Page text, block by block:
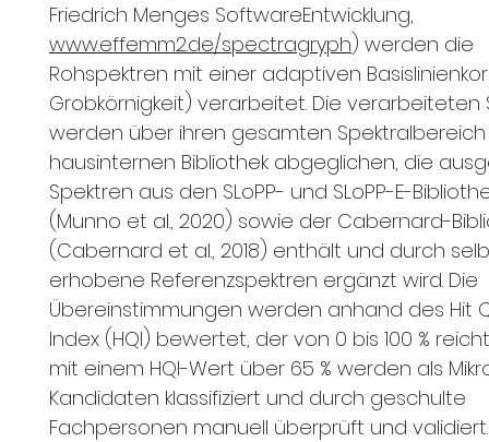
Friedrich Menges SoftwareEntwicklung,
www.effemm2.de/spectragryph) werden die
Rohspektren mit einer adaptiven
Grobkörnigkeit) verarbeitet. Die verarbeiteten
werden über ihren gesamten
hausinternen Bibliothek abgeglichen, die
Spektren aus den SLoPP- und SLoPP-E-
(Munno et al., 2020) sowie der Cabernard-
(Cabernard et al., 2018) enthält und durch
erhobene Referenzspektren ergänzt wird. Die
Übereinstimmungen werden anhand des Hit
Index (HQI) bewertet, der von 0 bis 100 %
mit einem HQI-Wert über 65 % werden als
Kandidaten klassifiziert und durch geschulte
Fachpersonen manuell überprüft und validiert.